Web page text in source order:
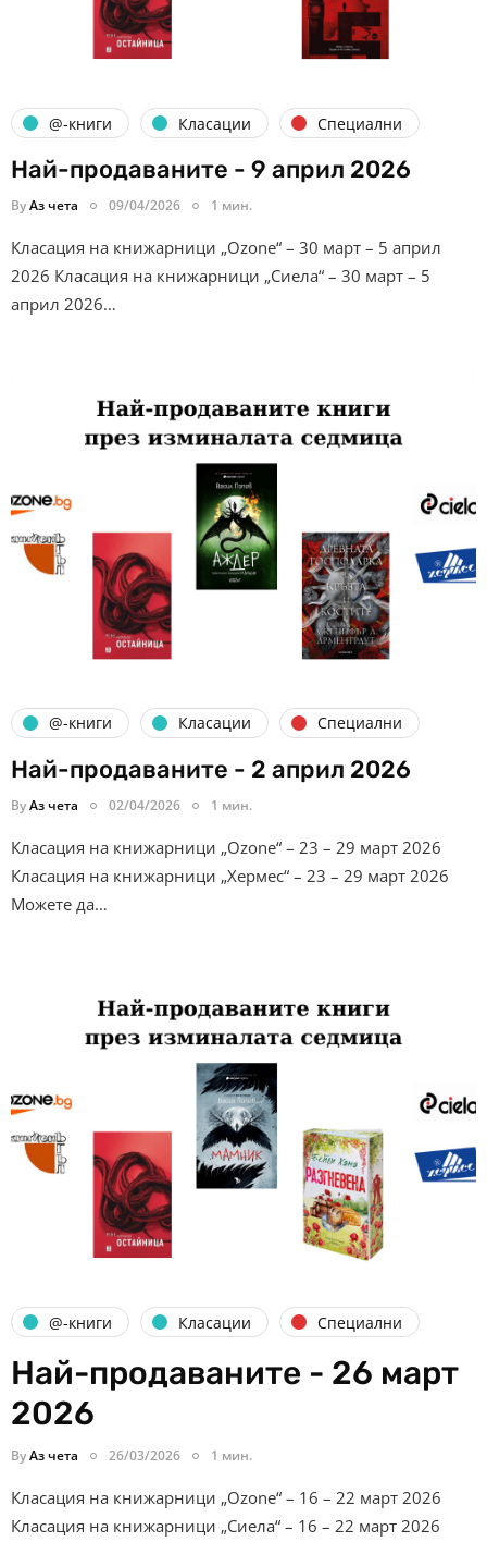
@-книги Класации Специални
Най-продаваните - 9 април 2026
ByАз чета 09/04/2026 1 мин.
Класация на книжарници „Ozone“ – 30 март – 5 април
2026 Класация на книжарници „Сиела“ – 30 март – 5
април 2026…
@-книги Класации Специални
Най-продаваните - 2 април 2026
ByАз чета 02/04/2026 1 мин.
Класация на книжарници „Ozone“ – 23 – 29 март 2026
Класация на книжарници „Хермес“ – 23 – 29 март 2026
Можете да…
@-книги Класации Специални
Най-продаваните - 26 март
2026
ByАз чета 26/03/2026 1 мин.
Класация на книжарници „Ozone“ – 16 – 22 март 2026
Класация на книжарници „Сиела“ – 16 – 22 март 2026